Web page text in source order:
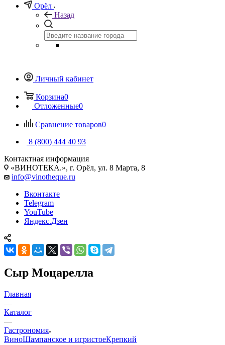
Орёл
Назад
Личный кабинет
Корзина0
Отложенные0
Сравнение товаров0
8 (800) 444 40 93
Контактная информация
«ВИНОТЕКА.», г. Орёл, ул. 8 Марта, 8
info@vinotheque.ru
Вконтакте
Telegram
YouTube
Яндекс.Дзен
Сыр Моцарелла
Главная
—
Каталог
—
Гастрономия
ВиноШампанское и игристоеКрепкий